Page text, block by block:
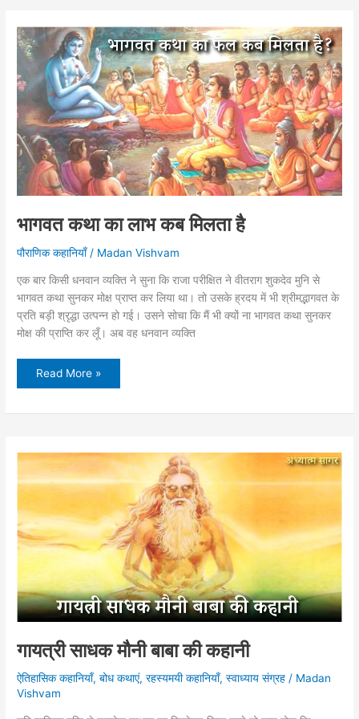
भागवत कथा का लाभ कब मिलता है
पौराणिक कहानियाँ/ Madan Vishvam
एक बार किसी धनवान व्यक्ति ने सुना कि राजा परीक्षित ने वीतराग शुकदेव मुनि से
भागवत कथा सुनकर मोक्ष प्राप्त कर लिया था। तो उसके ह्रदय में भी श्रीमद्भागवत के
प्रति बड़ी श्रृद्धा उत्पन्न हो गई। उसने सोचा कि मैं भी क्यों ना भागवत कथा सुनकर
मोक्ष की प्राप्ति कर लूँ। अब वह धनवान व्यक्ति
भागवत
कब
Read More »
गायत्री साधक मौनी बाबा की कहानी
ऐतिहासिक कहानियाँ,बोध कथाएं,रहस्यमयी कहानियाँ,स्वाध्याय संग्रह / Madan
Vishvam